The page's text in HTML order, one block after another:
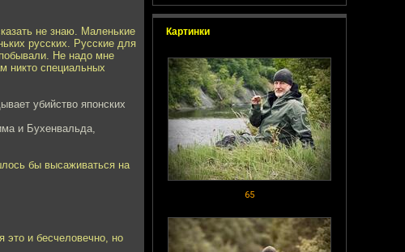
Картинки
65
не знаю. Маленькие
русских. Русские для
Не надо мне
никто специальных
убийство японских
и Бухенвальда,
бы высаживаться на
это и бесчеловечно, но